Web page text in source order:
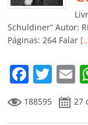
k
Schuldiner” Autor:
Páginas: 264 Falar
F
a
c
T
w
itt
E
188595 27